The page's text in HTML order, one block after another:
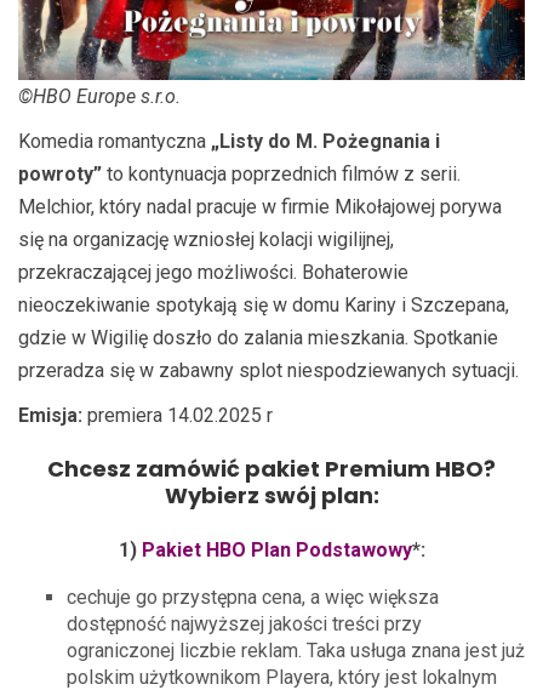
©HBO Europe s.r.o.
Komedia romantyczna „Listy do M. Pożegnania i
powroty” to kontynuacja poprzednich filmów z serii.
Melchior, który nadal pracuje w firmie Mikołajowej porywa
się na organizację wzniosłej kolacji wigilijnej,
przekraczającej jego możliwości. Bohaterowie
nieoczekiwanie spotykają się w domu Kariny i Szczepana,
gdzie w Wigilię doszło do zalania mieszkania. Spotkanie
przeradza się w zabawny splot niespodziewanych sytuacji.
Emisja: premiera 14.02.2025 r
Chcesz zamówić pakiet Premium HBO?
Wybierz swój plan:
1) Pakiet HBO Plan Podstawowy*:
cechuje go przystępna cena, a więc większa
dostępność najwyższej jakości treści przy
ograniczonej liczbie reklam. Taka usługa znana jest już
polskim użytkownikom Playera, który jest lokalnym